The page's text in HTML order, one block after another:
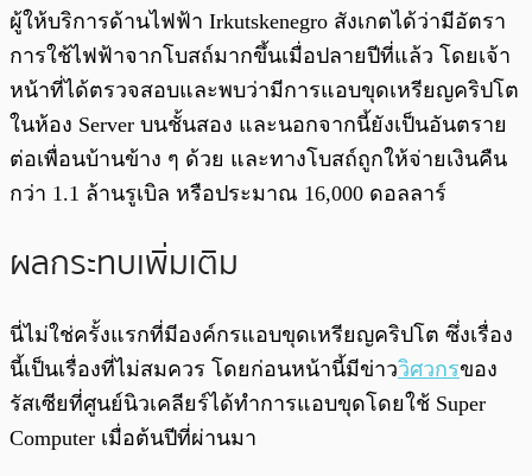
ผู้ให้บริการด้านไฟฟ้า Irkutskenegro สังเกตได้ว่ามีอัตรา
การใช้ไฟฟ้าจากโบสถ์มากขึ้นเมื่อปลายปีที่แล้ว โดยเจ้า
หน้าที่ได้ตรวจสอบและพบว่ามีการแอบขุดเหรียญคริปโต
ในห้อง Server บนชั้นสอง และนอกจากนี้ยังเป็นอันตราย
ต่อเพื่อนบ้านข้าง ๆ ด้วย และทางโบสถ์ถูกให้จ่ายเงินคืน
กว่า 1.1 ล้านรูเบิล หรือประมาณ 16,000 ดอลลาร์
ผลกระทบเพิ่มเติม
นี่ไม่ใช่ครั้งแรกที่มีองค์กรแอบขุดเหรียญคริปโต ซึ่งเรื่อง
นี้เป็นเรื่องที่ไม่สมควร โดยก่อนหน้านี้มีข่าววิศวกรของ
รัสเซียที่ศูนย์นิวเคลียร์ได้ทำการแอบขุดโดยใช้ Super
Computer เมื่อต้นปีที่ผ่านมา